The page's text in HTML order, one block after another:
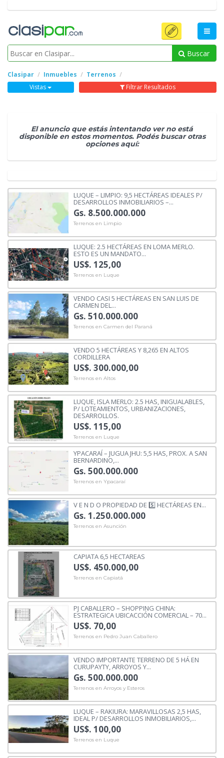
Buscar
Clasipar Inmuebles
Terrenos
Vistas
Filtrar Resultados
El anuncio que estás intentando ver no está
disponible en estos momentos. Podés buscar otras
opciones aquí:
LUQUE – LIMPIO: 9,5 HECTÁREAS IDEALES P/
DESARROLLOS INMOBILIARIOS –...
Gs. 8.500.000.000
Terrenos en Limpio
LUQUE: 2.5 HECTÁREAS EN LOMA MERLO.
ESTO ES UN MANDATO...
US$. 125,00
Terrenos en Luque
VENDO CASI 5 HECTÁREAS EN SAN LUIS DE
CARMEN DEL...
Gs. 510.000.000
Terrenos en Carmen del Paraná
VENDO 5 HECTÁREAS Y 8,265 EN ALTOS
CORDILLERA
US$. 300.000,00
Terrenos en Altos
LUQUE, ISLA MERLO: 2.5 HAS, INIGUALABLES,
P/ LOTEAMIENTOS, URBANIZACIONES,
DESARROLLOS.
US$. 115,00
Terrenos en Luque
YPACARAÍ – JUGUA JHU: 5,5 HAS, PROX. A SAN
BERNARDINO,...
Gs. 500.000.000
Terrenos en Ypacaraí
V E N D O PROPIEDAD DE 5️⃣ HECTÁREAS EN...
Gs. 1.250.000.000
Terrenos en Asunción
CAPIATA 6,5 HECTAREAS
US$. 450.000,00
Terrenos en Capiatá
PJ CABALLERO – SHOPPING CHINA:
ESTRATEGICA UBICACCIÓN COMERCIAL – 70...
US$. 70,00
Terrenos en Pedro Juan Caballero
VENDO IMPORTANTE TERRENO DE 5 HÁ EN
CURUPAYTY, ARROYOS Y...
Gs. 500.000.000
Terrenos en Arroyos y Esteros
LUQUE – RAKIURA: MARAVILLOSAS 2,5 HAS,
IDEAL P/ DESARROLLOS INMOBILIARIOS,...
US$. 100,00
Terrenos en Luque